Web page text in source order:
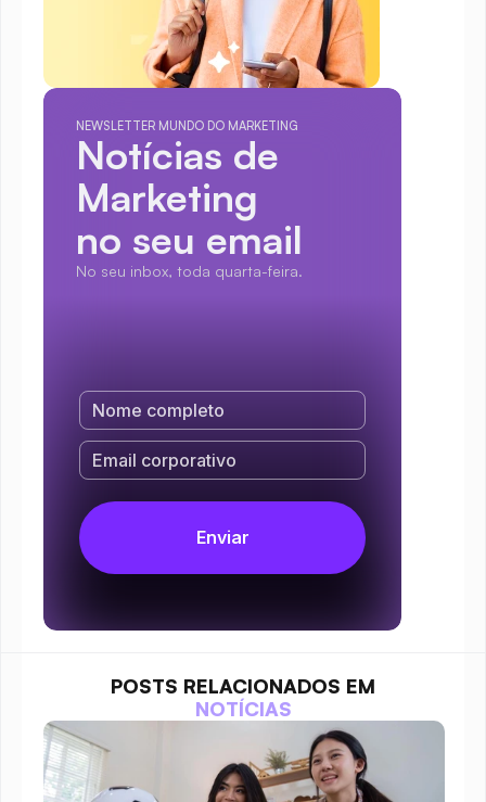
NEWSLETTER MUNDO DO MARKETING
Notícias de
Marketing
no seu email
No seu inbox, toda quarta-feira.
POSTS RELACIONADOS EM
NOTÍCIAS